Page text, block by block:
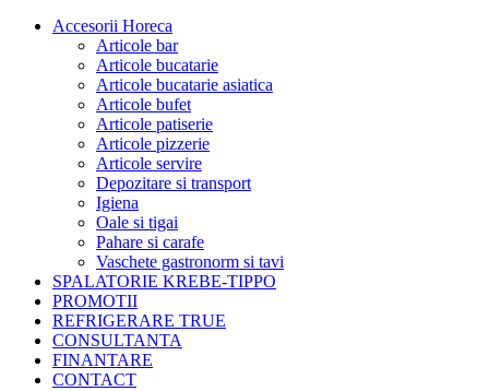
Accesorii Horeca
Articole bar
Articole bucatarie
Articole bucatarie asiatica
Articole bufet
Articole patiserie
Articole pizzerie
Articole servire
Depozitare si transport
Igiena
Oale si tigai
Pahare si carafe
Vaschete gastronorm si tavi
SPALATORIE KREBE-TIPPO
PROMOTII
REFRIGERARE TRUE
CONSULTANTA
FINANTARE
CONTACT